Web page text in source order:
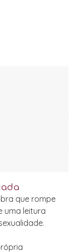
que rompe
uma leitura